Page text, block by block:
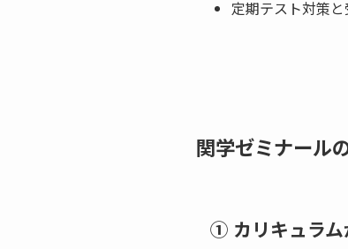
定期テスト対策
関学ゼミナール
① カリキュラム